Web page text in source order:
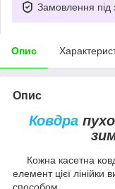
Замовлення під
Опис
Опис
Ковдра
Кожна касетна
елемент цієї лінійки